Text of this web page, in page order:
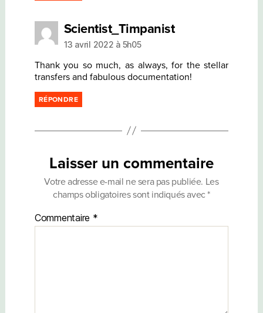
Scientist_Timpanistdit :
13 avril 2022 à 5h05
Thank you so much, as always, for the stellar
transfers and fabulous documentation!
RÉPONDRE
Laisser un commentaire
Votre adresse e-mail ne sera pas publiée. Les
champs obligatoires sont indiqués avec*
Commentaire *